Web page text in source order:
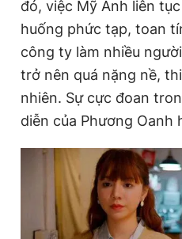
đó, việc Mỹ Anh liên
huống phức tạp, toan
công ty làm nhiều
trở nên quá nặng nề,
nhiên. Sự cực đoan
diễn của Phương Oanh